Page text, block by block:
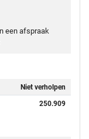
een afspraak
Niet verholpen
250.909